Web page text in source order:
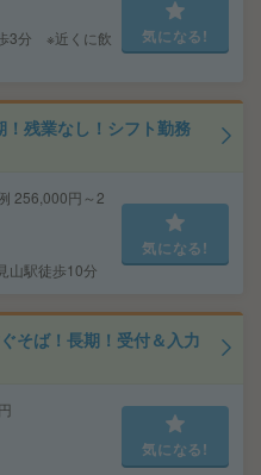
3分 ※近くに飲
気になる!
！残業なし！シフト勤務
256,000円～2
山駅徒歩10分
気になる!
そば！長期！受付＆入力
気になる!